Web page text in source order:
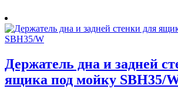
Держатель дна и задней
ящика под мойку SBH35/